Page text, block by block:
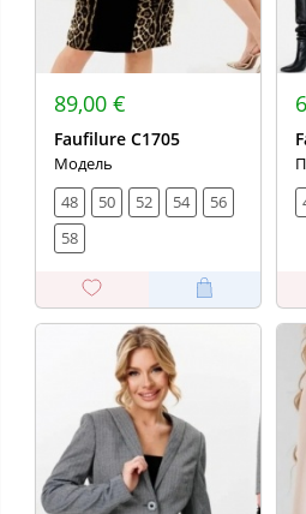
89,00 €
Faufilure C1705
Модель
48
50 52 54
56
58